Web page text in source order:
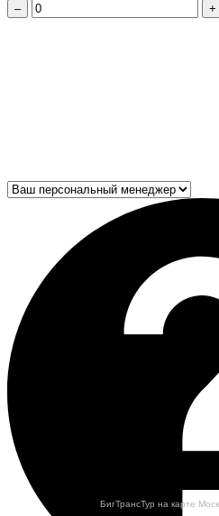
БигТрансТур на карте
– +